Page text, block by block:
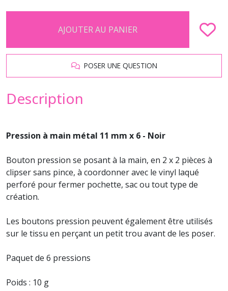
AJOUTER AU PANIER
POSER UNE QUESTION
Description
Pression à main métal 11 mm x 6 - Noir
Bouton pression se posant à la main, en 2 x 2 pièces à
clipser sans pince, à coordonner avec le vinyl laqué
perforé pour fermer pochette, sac ou tout type de
création.
Les boutons pression peuvent également être utilisés
sur le tissu en perçant un petit trou avant de les poser.
Paquet de 6 pressions
Poids : 10 g